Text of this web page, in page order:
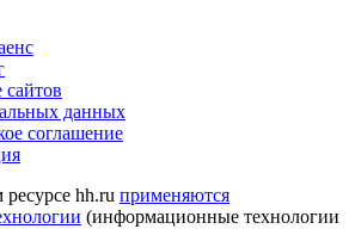
сайтов
данных
соглашение
hh.ru применяются
(информационные технологии